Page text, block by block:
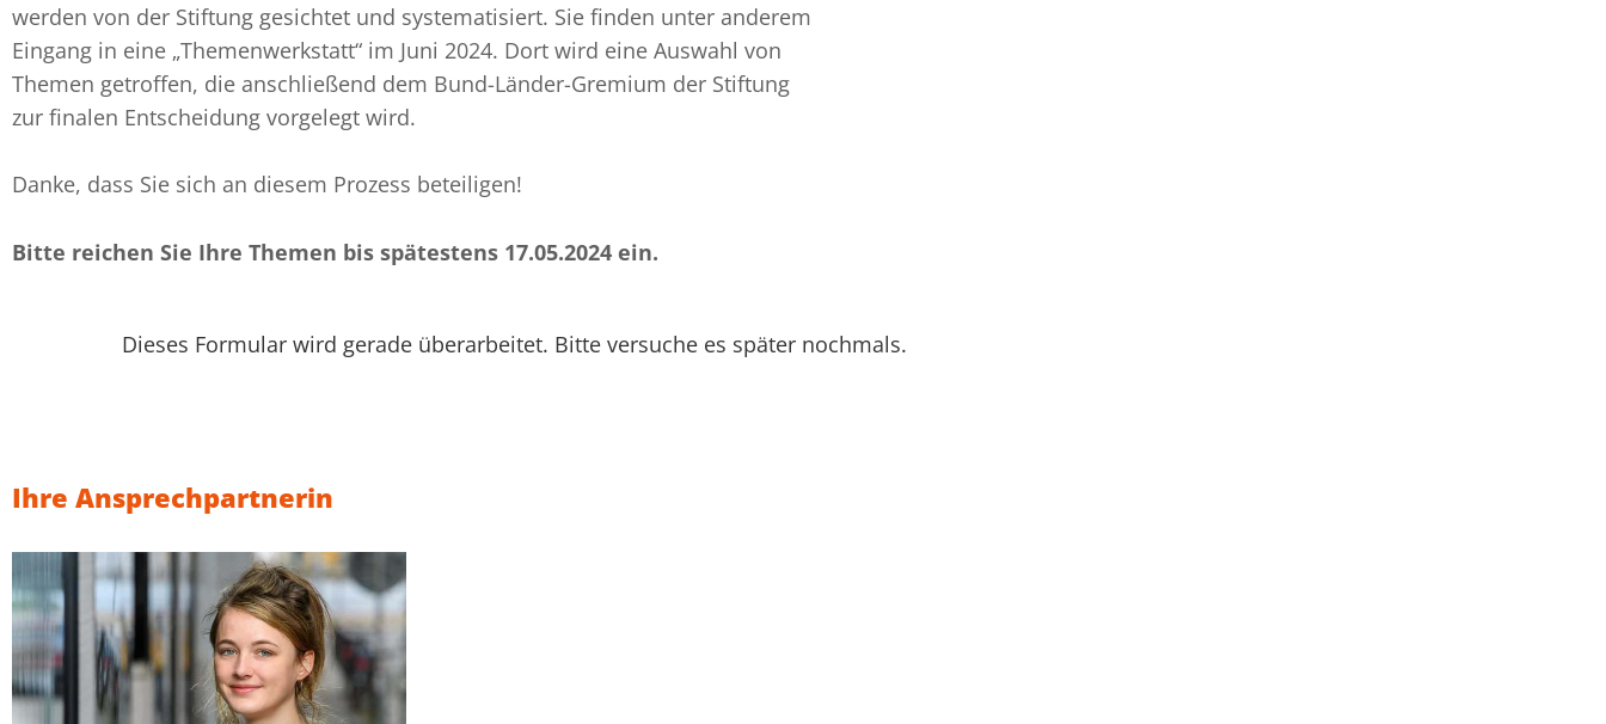
werden von der Stiftung gesichtet und systematisiert. Sie finden unter anderem
Eingang in eine „Themenwerkstatt“ im Juni 2024. Dort wird eine Auswahl von
Themen getroffen, die anschließend dem Bund-Länder-Gremium der Stiftung
zur finalen Entscheidung vorgelegt wird.
Danke, dass Sie sich an diesem Prozess beteiligen!
Bitte reichen Sie Ihre Themen bis spätestens 17.05.2024 ein.
Dieses Formular wird gerade überarbeitet. Bitte versuche es später nochmals.
Ihre Ansprechpartnerin